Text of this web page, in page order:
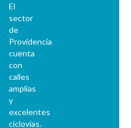
El
sector
de
Providencia
cuenta
con
calles
amplias
y
excelentes
ciclovías.